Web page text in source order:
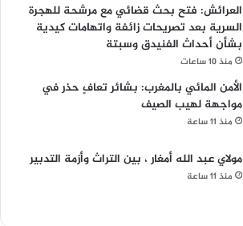
العرائش: فتح بحث قضائي مع مرشحة للهجرة
السرية بعد تصريحات زائفة واتهامات كيدية
بشأن أحداث الفنيدق وسبتة
منذ 10 ساعات
الأمن المائي بالمغرب: بشائر تعافٍ حذر في
مواجهة لهيب الصيف
منذ 11 ساعة
مولاي عبد الله أمغار ، بين التراث وأزمة التدبير
منذ 11 ساعة